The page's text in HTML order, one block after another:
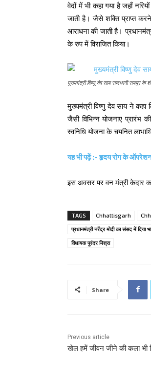
वेदों में भी कहा गया है जहाँ
जाती है। जैसे शक्ति प्राप्त करने
आराधना की जाती है।
के रुप में विराजित किया।
मुख्यमंत्री विष्णु देव साय राजधानी रायपुर के
मुख्यमंत्री विष्णु देव साय ने
जैसी विभिन्न योजनाए प्रारंभ
स्वनिधि योजना के चयनित
यह भी पढ़ें :- हृदय रोग के
इस अवसर पर वन मंत्री केदार
TAGS Chhattisgarh
प्रधानमंत्री नरेंद्र मोदी का संसद में दिया
विधायक पुरंदर मिश्रा
Share
Previous article
खेल हमें जीवन जीने की कला भी